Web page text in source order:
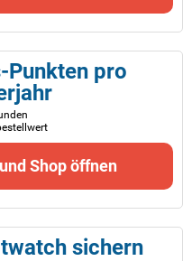
Punkten pro
Shop öffnen
sichern